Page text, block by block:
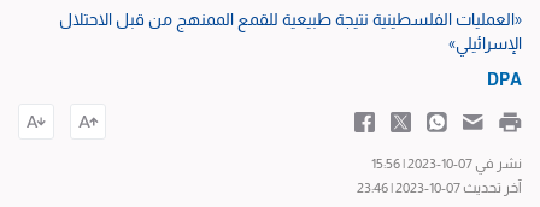
«العمليات الفلسطينية نتيجة طبيعية للقمع الممنهج من قبل الاحتلال
الإسرائيلي»
DPA
نشر في 07-10-2023 | 15:56
آخر تحديث 07-10-2023 | 23:46